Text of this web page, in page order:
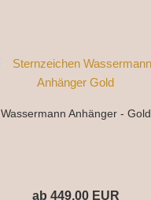
Wassermann Anhänger - Gold
ab 449,00 EUR